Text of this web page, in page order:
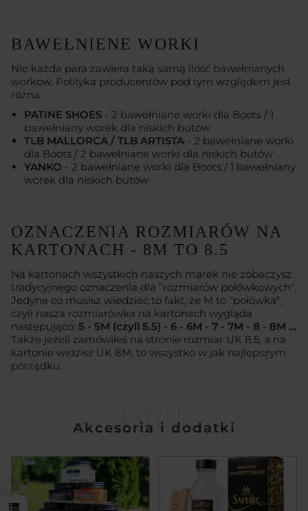
BAWEŁNIENE WORKI
Nie każda para zawiera taką samą ilość bawełnianych
worków. Polityka producentów pod tym względem jest
różna:
PATINE SHOES - 2 bawełniane worki dla Boots / 1
bawełniany worek dla niskich butów
TLB MALLORCA / TLB ARTISTA - 2 bawełniane worki
dla Boots / 2 bawełniane worki dla niskich butów
YANKO - 2 bawełniane worki dla Boots / 1 bawełniany
worek dla niskich butów
OZNACZENIA ROZMIARÓW NA
KARTONACH - 8M TO 8.5
Na kartonach wszystkich naszych marek nie zobaczysz
tradycyjnego oznaczenia dla "rozmiarów połówkowych".
Jedyne co musisz wiedzieć to fakt, że M to "połówka",
czyli nasza rozmiarówka na kartonach wygląda
następująco: 5 - 5M (czyli 5.5) - 6 - 6M - 7 - 7M - 8 - 8M ...
Także jeżeli zamówiłeś na stronie rozmiar UK 8.5, a na
kartonie widzisz UK 8M, to wszystko w jak najlepszym
porządku.
PATINE
Akcesoria i dodatki